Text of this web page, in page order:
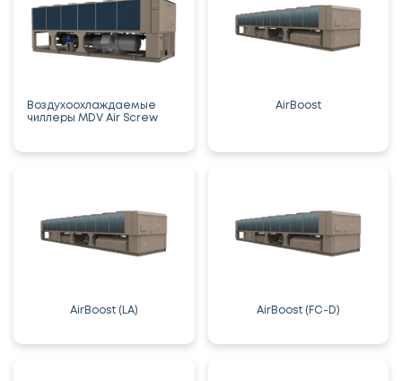
Воздухоохлаждаемые
чиллеры MDV Air Screw
AirBoost
AirBoost (LA) AirBoost (FC-D)